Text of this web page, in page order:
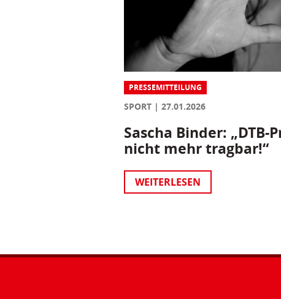
PRESSEMITTEILUNG
SPORT 27.01.2026
Sascha Binder:
nicht mehr tragbar!“
WEITERLESEN